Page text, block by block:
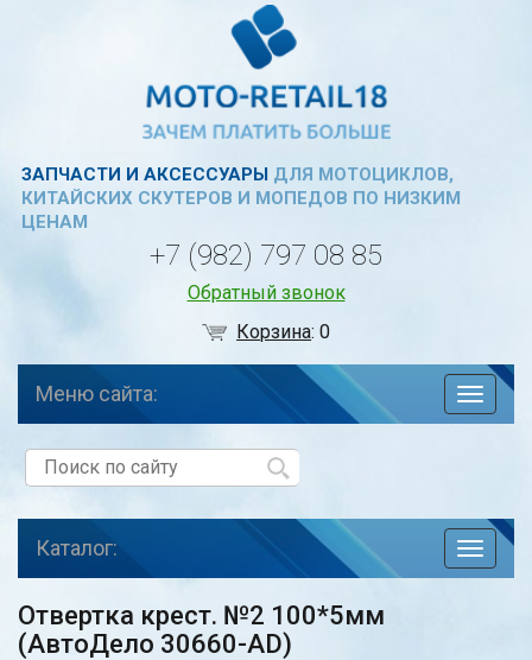
ЗАПЧАСТИ И АКСЕССУАРЫДЛЯ МОТОЦИКЛОВ,
КИТАЙСКИХ СКУТЕРОВ И МОПЕДОВ ПО НИЗКИМ
ЦЕНАМ
+7 (982) 797 08 85
Обратный звонок
Корзина:0
по
Меню сайта:
toggle
Каталог:
Отвертка крест. №2 100*5мм
(АвтоДело 30660-AD)